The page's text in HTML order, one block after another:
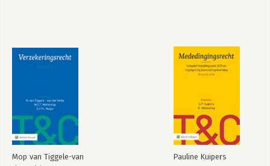
Mop van Tiggele-van
Pauline Kuipers